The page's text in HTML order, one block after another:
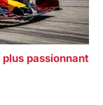
passionnant